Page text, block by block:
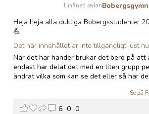
1 månad sedan
Heja heja alla duktiga Bobergsstudenter
💪
Det här innehållet är inte tillgängligt just nu
När det här händer brukar det bero på att
endast har delat det med en liten grupp
ändrat vilka som kan se det eller så har
Se på
6 0 0